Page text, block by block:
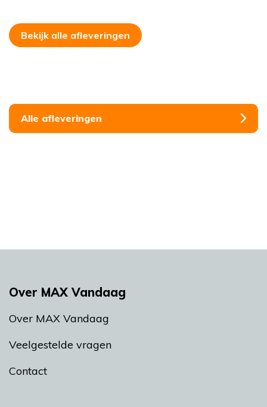
Bekijk alle afleveringen
Alle afleveringen
Over MAX Vandaag
Over MAX Vandaag
Veelgestelde vragen
Contact